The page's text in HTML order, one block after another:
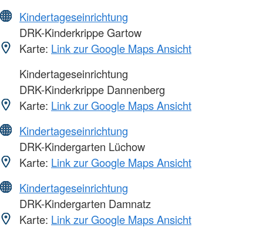
Kindertageseinrichtung
DRK-Kinderkrippe Gartow
Karte: Link zur Google Maps Ansicht
Kindertageseinrichtung
DRK-Kinderkrippe Dannenberg
Karte: Link zur Google Maps Ansicht
Kindertageseinrichtung
DRK-Kindergarten Lüchow
Karte: Link zur Google Maps Ansicht
Kindertageseinrichtung
DRK-Kindergarten Damnatz
Karte: Link zur Google Maps Ansicht